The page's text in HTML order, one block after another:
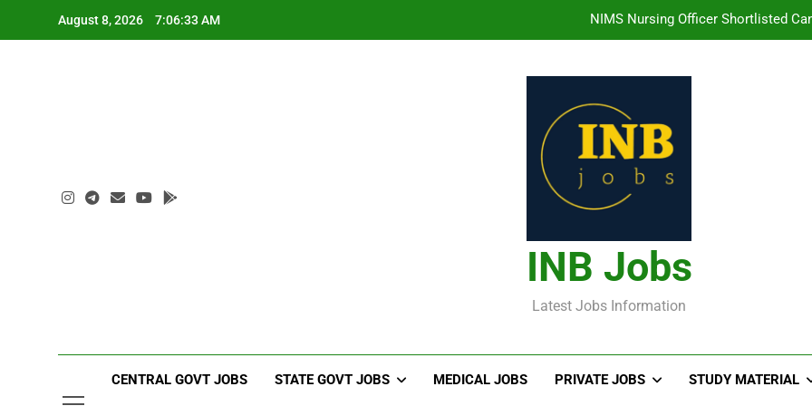
August 8, 2026 7:06:34 AM తిరుమల తిరుపతి దేవస్థానం సంస్థలో
NIMS Nursing Officer Shortlisted
తిరుమల తిరుపతి దేవస్థానం సంస్థలో ఉద్యోగాలు
INB Jobs
Latest Jobs Information
CENTRAL GOVT JOBS STATE GOVT JOBS MEDICAL JOBS PRIVATE JOBS STUDY MATERIAL